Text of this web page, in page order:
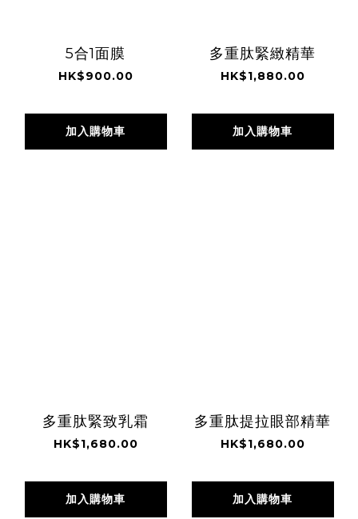
5合1面膜
HK$900.00
加入購物車
多重肽緊緻精華
HK$1,880.00
加入購物車
多重肽緊致乳霜
HK$1,680.00
加入購物車
多重肽提拉眼部精華
HK$1,680.00
加入購物車